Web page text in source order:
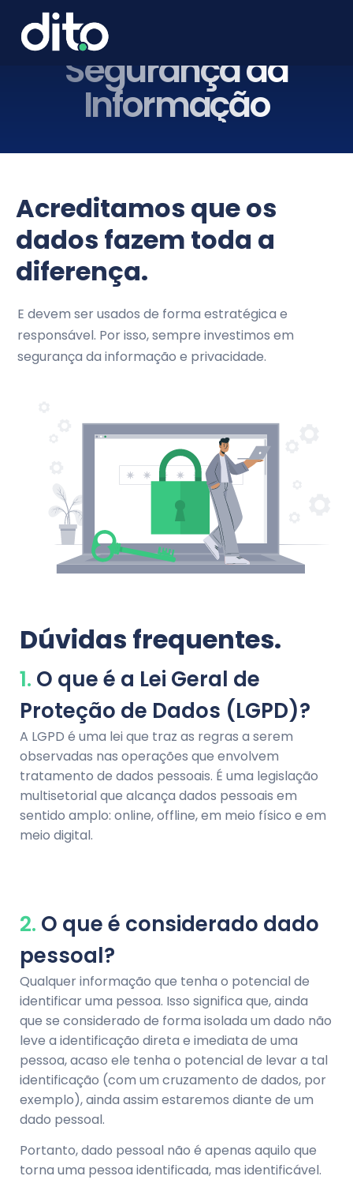
Segurança da
Informação
Acreditamos que os
dados fazem toda a
diferença.
E devem ser usados de forma estratégica e
responsável. Por isso, sempre investimos em
segurança da informação e privacidade.
Dúvidas frequentes.
1. O que é a Lei Geral de
Proteção de Dados (LGPD)?
A LGPD é uma lei que traz as regras a serem
observadas nas operações que envolvem
tratamento de dados pessoais. É uma legislação
multisetorial que alcança dados pessoais em
sentido amplo: online, offline, em meio físico e em
meio digital.
2. O que é considerado dado
pessoal?
Qualquer informação que tenha o potencial de
identificar uma pessoa. Isso significa que, ainda
que se considerado de forma isolada um dado não
leve a identificação direta e imediata de uma
pessoa, acaso ele tenha o potencial de levar a tal
identificação (com um cruzamento de dados, por
exemplo), ainda assim estaremos diante de um
dado pessoal.
Portanto, dado pessoal não é apenas aquilo que
torna uma pessoa identificada, mas identificável.